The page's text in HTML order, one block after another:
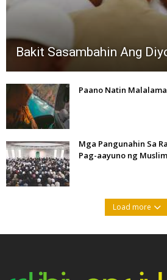
Bakit Sasambahin Ang
Paano Natin
Mga Pangunahin Sa
Pag-aayuno ng Muslim
Load more